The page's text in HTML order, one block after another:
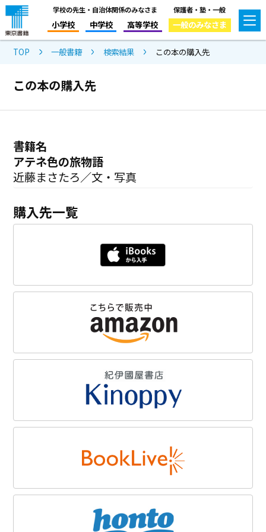
学校の先生・自治体関係のみなさま
小学校 中学校 高等学校
保護者・塾・一般
一般のみなさま
TOP 一般書籍 検索結果 この本の購入先
この本の購入先
書籍名
アテネ色の旅物語
近藤まさたろ／文・写真
購入先一覧